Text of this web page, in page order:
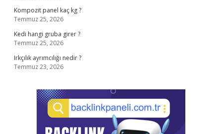
Kompozit panel kaç kg ?
Temmuz 25, 2026
Kedi hangi gruba girer ?
Temmuz 25, 2026
Irkçılık ayrımcılığı nedir ?
Temmuz 23, 2026